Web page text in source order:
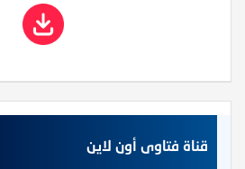
قناة فتاوى أون لاين